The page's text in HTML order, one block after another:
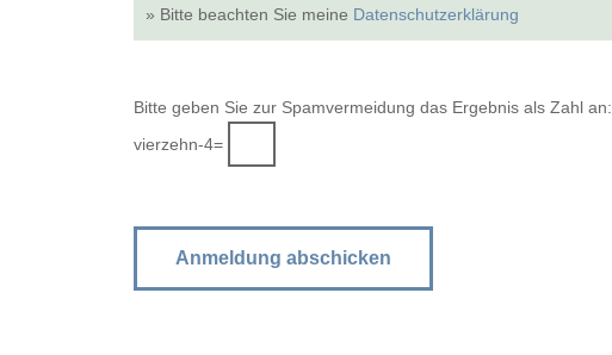
» Bitte beachten Sie meine Datenschutzerklärung
Bitte geben Sie zur Spamvermeidung das Ergebnis als Zahl an:
vierzehn-4=